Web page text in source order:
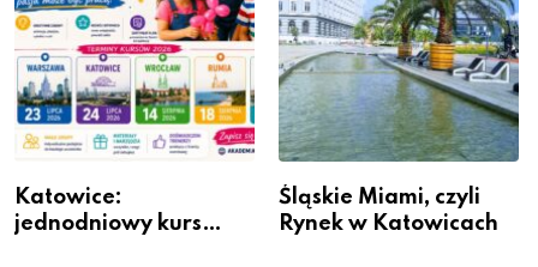
Katowice:
jednodniowy kurs
Śląskie Miami, czyli
Rynek w Katowicach